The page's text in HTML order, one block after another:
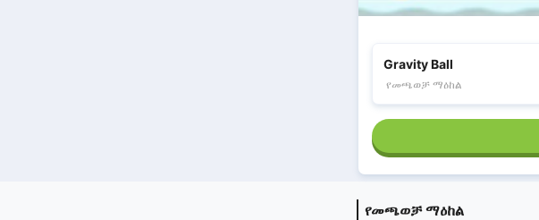
Gravity Ball
የመጫወቻ ማዕከል
የመጫወቻ ማዕከል